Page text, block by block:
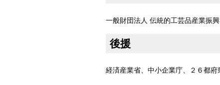
一般財団法人 伝統的工芸品産業振
後援
経済産業省、中小企業庁、２６都